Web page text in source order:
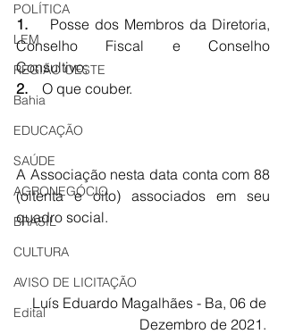
POLÍTICA
LEM
REGIÃO OESTE
Bahia
EDUCAÇÃO
SAÚDE
AGRONEGÓCIO
BRASIL
CULTURA
AVISO DE LICITAÇÃO
Edital
1. Posse dos Membros da Diretoria,
Conselho Fiscal e Conselho
Consultivo;
2. O que couber.
A Associação nesta data conta com 88
(oitenta e oito) associados em seu
quadro social.
Luís Eduardo Magalhães - Ba, 06 de
Dezembro de 2021.